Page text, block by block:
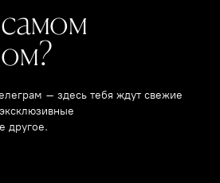
– здесь тебя ждут свежие
другое.